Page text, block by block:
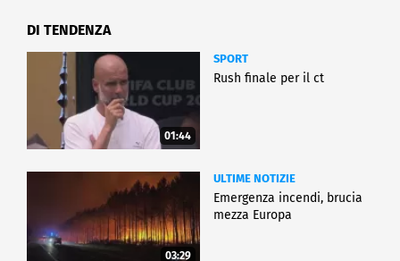
DI TENDENZA
01:44
SPORT
Rush finale per il ct
03:29
ULTIME NOTIZIE
Emergenza incendi, brucia
mezza Europa